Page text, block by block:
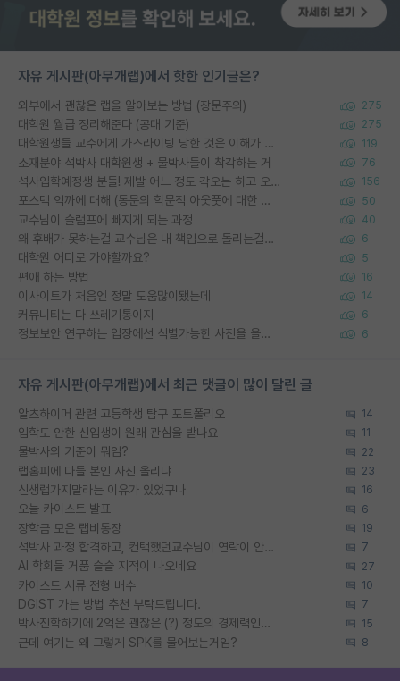
자유 게시판(아무개랩)에서 핫한 인기글은?
외부에서 괜찮은 랩을 알아보는 방법 (장문주의) 275
대학원 월급 정리해준다 (공대 기준) 275
대학원생들 교수에게 가스라이팅 당한 것은 이해가 갑니다. 안타깝네요. 119
소재분야 석박사 대학원생 + 물박사들이 착각하는 거 76
석사입학예정생 분들! 제발 어느 정도 각오는 하고 오세요. 156
포스텍 억까에 대해 (동문의 학문적 아웃풋에 대한 반박) 50
교수님이 슬럼프에 빠지게 되는 과정 40
왜 후배가 못하는걸 교수님은 내 책임으로 돌리는걸까요? 6
대학원 어디로 가야할까요? 5
편애 하는 방법 16
이사이트가 처음엔 정말 도움많이됐는데 14
커뮤니티는 다 쓰레기통이지 6
정보보안 연구하는 입장에선 식별가능한 사진을 올리는건 비추이긴함 6
자유 게시판(아무개랩)에서 최근 댓글이 많이 달린 글
알츠하이머 관련 고등학생 탐구 포트폴리오 14
입학도 안한 신입생이 원래 관심을 받나요 11
물박사의 기준이 뭐임? 22
랩홈피에 다들 본인 사진 올리냐 23
신생랩가지말라는 이유가 있었구나 16
오늘 카이스트 발표 6
장학금 모은 랩비통장 19
석박사 과정 합격하고, 컨택했던교수님이 연락이 안됩니다... 7
AI 학회들 거품 슬슬 지적이 나오네요 27
카이스트 서류 전형 배수 10
DGIST 가는 방법 추천 부탁드립니다. 7
박사진학하기에 2억은 괜찮은 (?) 정도의 경제력인가요 15
근데 여기는 왜 그렇게 SPK를 물어보는거임? 8